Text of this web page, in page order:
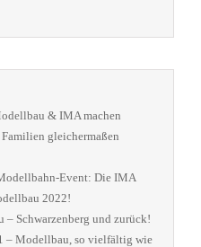
& IMA machen
gleichermaßen
Event: Die IMA
2022!
Schwarzenberg und zurück!
– Modellbau, so vielfältig wie